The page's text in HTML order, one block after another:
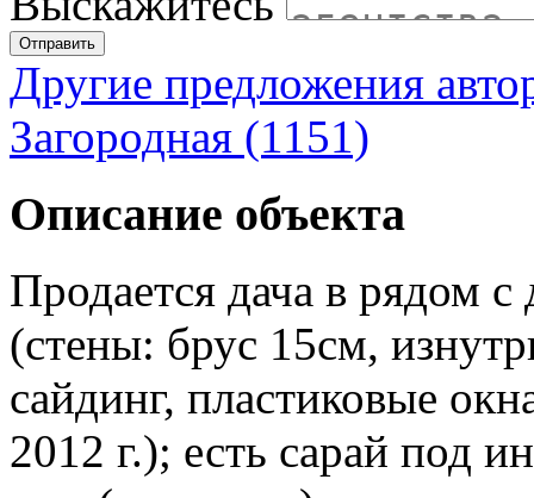
Отправить
Другие предложения
Загородная (1151)
Описание объекта
Продается дача в рядом
(стены: брус 15см,
сайдинг, пластиковые
2012 г.); есть сарай под